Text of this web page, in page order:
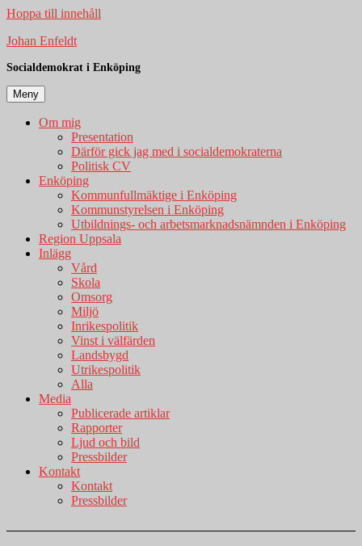
Hoppa till innehåll
Johan Enfeldt
Socialdemokrat i Enköping
Meny
Om mig
Presentation
Därför gick jag med i socialdemokraterna
Politisk CV
Enköping
Kommunfullmäktige i Enköping
Kommunstyrelsen i Enköping
Utbildnings- och arbetsmarknadsnämnden i Enköping
Region Uppsala
Inlägg
Vård
Skola
Omsorg
Miljö
Inrikespolitik
Vinst i välfärden
Landsbygd
Utrikespolitik
Alla
Media
Publicerade artiklar
Rapporter
Ljud och bild
Pressbilder
Kontakt
Kontakt
Pressbilder